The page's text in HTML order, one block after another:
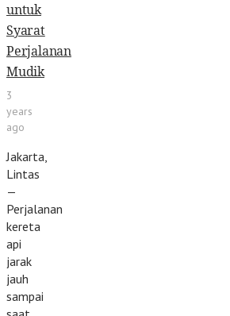
untuk
Syarat
Perjalanan
Mudik
3
years
ago
Jakarta,
Lintas
—
Perjalanan
kereta
api
jarak
jauh
sampai